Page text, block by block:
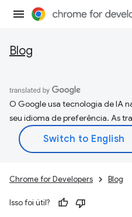
Blog
O Google usa tecnologia de IA
seu idioma de preferência. As
Chrome for Developers Blog
Isso foi útil?